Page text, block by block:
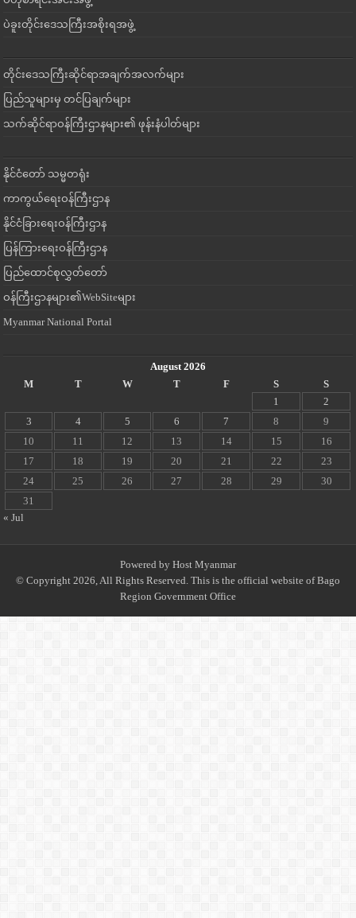
ပဲခူးတိုင်းဒေသကြီးအစိုးရအဖွဲ့
တိုင်းဒေသကြီးဆိုင်ရာအချက်အလက်များ
ပြည်သူများမှ တင်ပြချက်များ
သက်ဆိုင်ရာဝန်ကြီးဌာနများ၏ ဖုန်းနံပါတ်များ
နိုင်ငံတော် သမ္မတရုံး
ကာကွယ်ရေးဝန်ကြီးဌာန
နိုင်ငံခြားရေးဝန်ကြီးဌာန
ပြန်ကြားရေးဝန်ကြီးဌာန
ပြည်ထောင်စုလွှတ်တော်
ဝန်ကြီးဌာနများ၏WebSiteများ
Myanmar National Portal
August 2026
M
T W T F S
S
1
2
3
4 5 6 7 8
9
10
11 12 13 14 15
16
17
18 19 20 21 22
23
24
25 26 27 28 29
30
31
« Jul
Powered by Host Myanmar
© Copyright 2026, All Rights Reserved. This is the official website of Bago
Region Government Office